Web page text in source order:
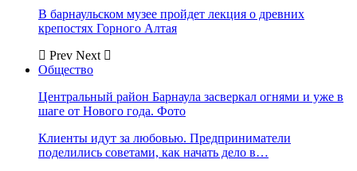
В барнаульском музее пройдет лекция о древних
крепостях Горного Алтая
Prev Next
Общество
Центральный район Барнаула засверкал огнями и уже в
шаге от Нового года. Фото
Клиенты идут за любовью. Предприниматели
поделились советами, как начать дело в…